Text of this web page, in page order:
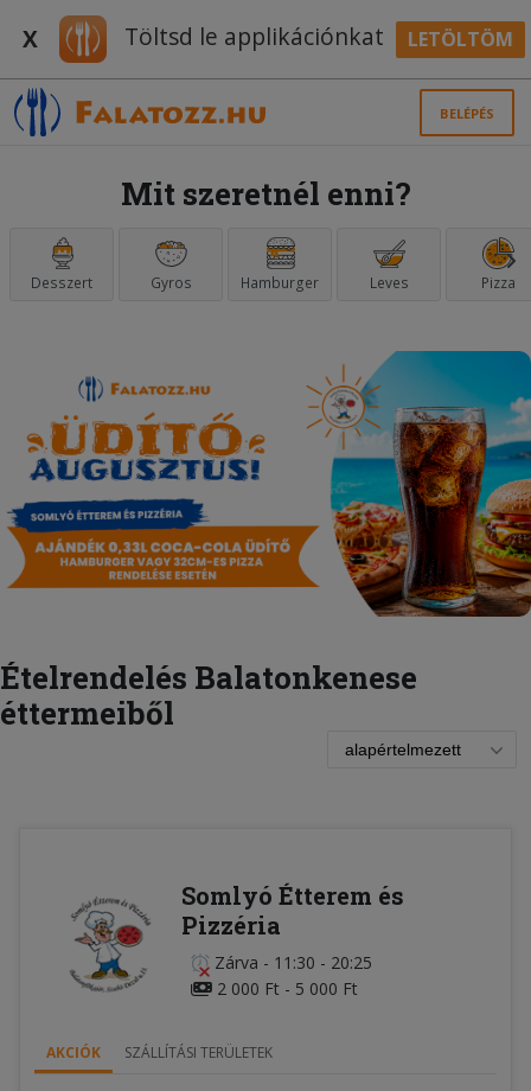
X Töltsd le applikációnkat LETÖLTÖM
BELÉPÉS
Mit szeretnél enni?
Desszert Gyros Hamburger Leves Pizza
Ételrendelés Balatonkenese
éttermeiből
Somlyó Étterem és
Pizzéria
Zárva - 11:30 - 20:25
2 000 Ft - 5 000 Ft
AKCIÓK SZÁLLÍTÁSI TERÜLETEK